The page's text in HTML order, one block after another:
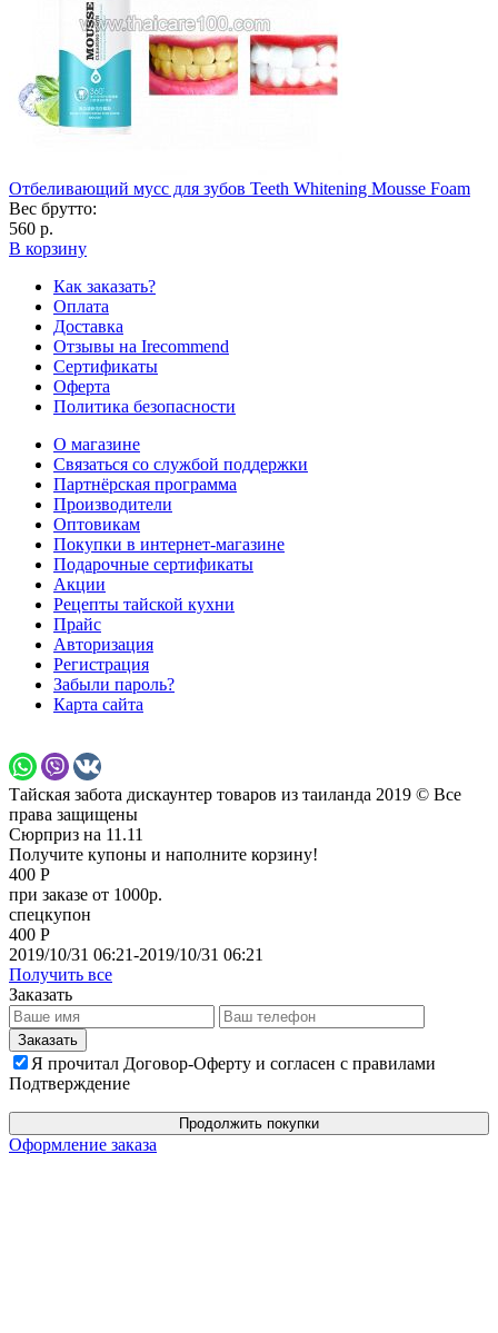
Отбеливающий мусс для зубов Teeth Whitening Mousse Foam
Вес брутто:
560 р.
В корзину
Как заказать?
Оплата
Доставка
Отзывы на Irecommend
Сертификаты
Оферта
Политика безопасности
О магазине
Связаться со службой поддержки
Партнёрская программа
Производители
Оптовикам
Покупки в интернет-магазине
Подарочные сертификаты
Акции
Рецепты тайской кухни
Прайс
Авторизация
Регистрация
Забыли пароль?
Карта сайта
Тайская забота дискаунтер товаров из таиланда 2019 © Все
права защищены
Сюрприз на 11.11
Получите купоны и наполните корзину!
400 Р
при заказе от 1000р.
спецкупон
400 Р
2019/10/31 06:21-2019/10/31 06:21
Получить все
Заказать
Я прочитал Договор-Оферту и согласен с правилами
Подтверждение
Продолжить покупки
Оформление заказа